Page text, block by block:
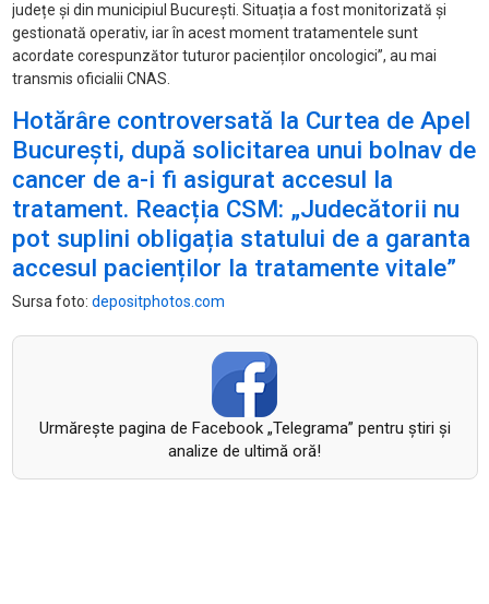
județe și din municipiul București. Situația a fost monitorizată și
gestionată operativ, iar în acest moment tratamentele sunt
acordate corespunzător tuturor pacienților oncologici”, au mai
transmis oficialii CNAS.
Hotărâre controversată la Curtea de Apel
București, după solicitarea unui bolnav de
cancer de a-i fi asigurat accesul la
tratament. Reacția CSM: „Judecătorii nu
pot suplini obligația statului de a garanta
accesul pacienților la tratamente vitale”
Sursa foto: depositphotos.com
Urmăreşte pagina de Facebook „Telegrama” pentru ştiri şi
analize de ultimă oră!